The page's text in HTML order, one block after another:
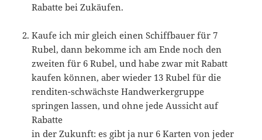
Rabatte bei Zukäufen.
Kaufe ich mir gleich einen Schiffbauer für 7
Rubel, dann bekomme ich am Ende noch den
zweiten für 6 Rubel, und habe zwar mit Rabatt
kaufen können, aber wieder 13 Rubel für die
renditen-schwächste Handwerkergruppe
springen lassen, und ohne jede Aussicht auf
Rabatte
in der Zukunft: es gibt ja nur 6 Karten von jeder